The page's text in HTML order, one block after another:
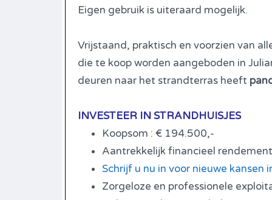
Eigen gebruik is uiteraard mogelijk.
Vrijstaand, praktisch en voorzien van
die te koop worden aangeboden in
deuren naar het strandterras heeft
INVESTEER IN STRANDHUISJES
Koopsom : € 194.500,-
Aantrekkelijk financieel
Schrijf u nu in voor nieuwe kansen
Zorgeloze en professionele